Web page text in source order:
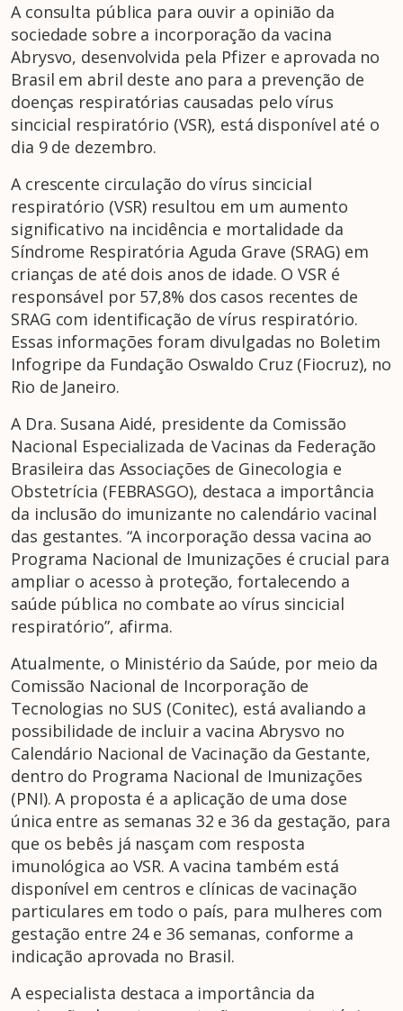
A consulta pública para ouvir a opinião da
sociedade sobre a incorporação da vacina
Abrysvo, desenvolvida pela Pfizer e aprovada no
Brasil em abril deste ano para a prevenção de
doenças respiratórias causadas pelo vírus
sincicial respiratório (VSR), está disponível até o
dia 9 de dezembro.
A crescente circulação do vírus sincicial
respiratório (VSR) resultou em um aumento
significativo na incidência e mortalidade da
Síndrome Respiratória Aguda Grave (SRAG) em
crianças de até dois anos de idade. O VSR é
responsável por 57,8% dos casos recentes de
SRAG com identificação de vírus respiratório.
Essas informações foram divulgadas no Boletim
Infogripe da Fundação Oswaldo Cruz (Fiocruz), no
Rio de Janeiro.
A Dra. Susana Aidé, presidente da Comissão
Nacional Especializada de Vacinas da Federação
Brasileira das Associações de Ginecologia e
Obstetrícia (FEBRASGO), destaca a importância
da inclusão do imunizante no calendário vacinal
das gestantes. “A incorporação dessa vacina ao
Programa Nacional de Imunizações é crucial para
ampliar o acesso à proteção, fortalecendo a
saúde pública no combate ao vírus sincicial
respiratório”, afirma.
Atualmente, o Ministério da Saúde, por meio da
Comissão Nacional de Incorporação de
Tecnologias no SUS (Conitec), está avaliando a
possibilidade de incluir a vacina Abrysvo no
Calendário Nacional de Vacinação da Gestante,
dentro do Programa Nacional de Imunizações
(PNI). A proposta é a aplicação de uma dose
única entre as semanas 32 e 36 da gestação, para
que os bebês já nasçam com resposta
imunológica ao VSR. A vacina também está
disponível em centros e clínicas de vacinação
particulares em todo o país, para mulheres com
gestação entre 24 e 36 semanas, conforme a
indicação aprovada no Brasil.
A especialista destaca a importância da